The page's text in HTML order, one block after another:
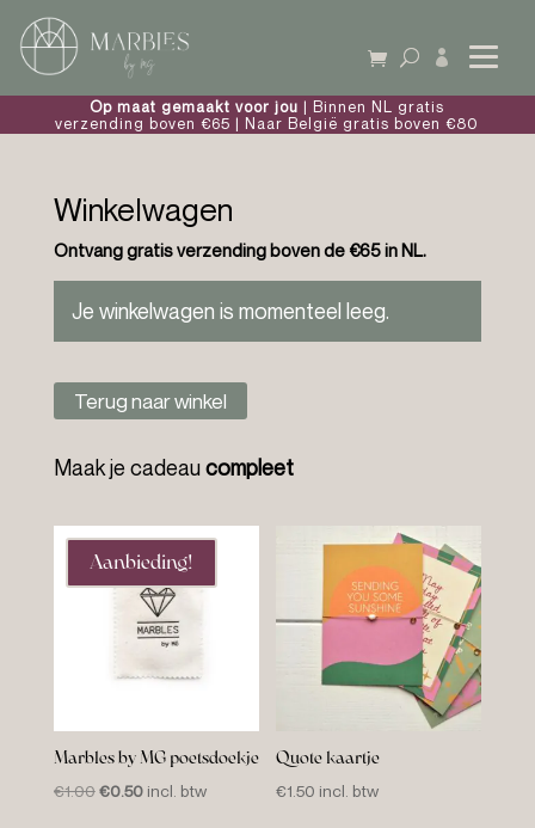

Op maat gemaakt voor jou | Binnen NL gratis
verzending boven €65 | Naar België gratis boven €80
Winkelwagen
Ontvang gratis verzending boven de €65 in NL.
Je winkelwagen is momenteel leeg.
Terug naar winkel
Maak je cadeaucompleet
Aanbieding!
Marbles by MG poetsdoekje
€1.00Oorspronkelijke
€0.50Huidige
incl. btw
Quote kaartje
€1.50 incl. btw